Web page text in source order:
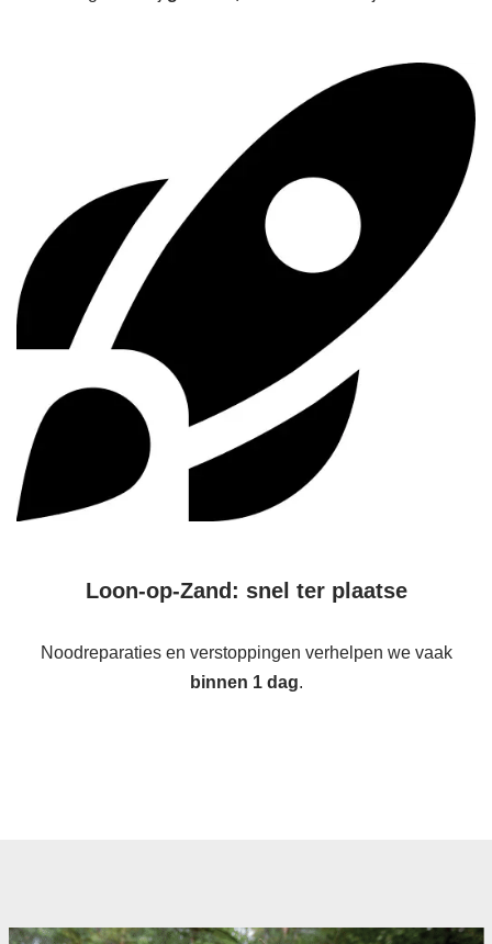
Loon-op-Zand: snel ter plaatse
Noodreparaties en verstoppingen verhelpen we vaak
binnen 1 dag.